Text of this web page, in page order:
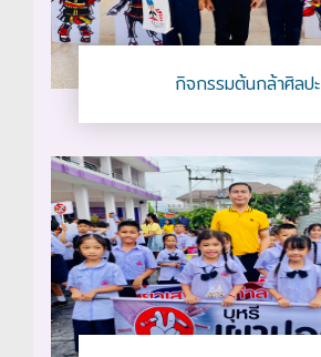
กิจกรรมต้นกล้าศิลปะ